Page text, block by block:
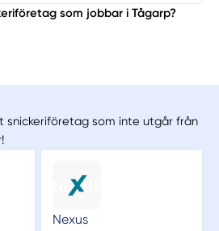
som jobbar i Tågarp?
snickeriföretag som inte utgår från
Nexus